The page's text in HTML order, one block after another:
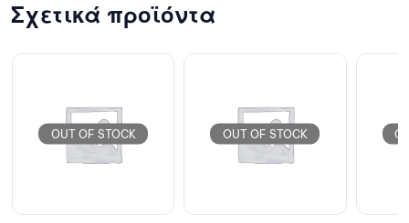
Σχετικά προϊόντα
OUT OF STOCK OUT OF STOCK